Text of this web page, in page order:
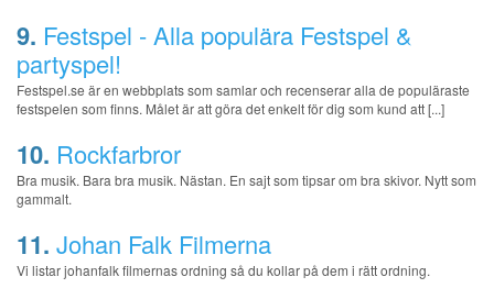
9. Festspel - Alla populära Festspel &
partyspel!
Festspel.se är en webbplats som samlar och recenserar alla de populäraste
festspelen som finns. Målet är att göra det enkelt för dig som kund att [...]
10. Rockfarbror
Bra musik. Bara bra musik. Nästan. En sajt som tipsar om bra skivor. Nytt som
gammalt.
11. Johan Falk Filmerna
Vi listar johanfalk filmernas ordning så du kollar på dem i rätt ordning.